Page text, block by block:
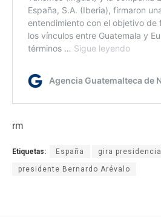
rm
Etiquetas: España gira presidencial
presidente Bernardo Arévalo